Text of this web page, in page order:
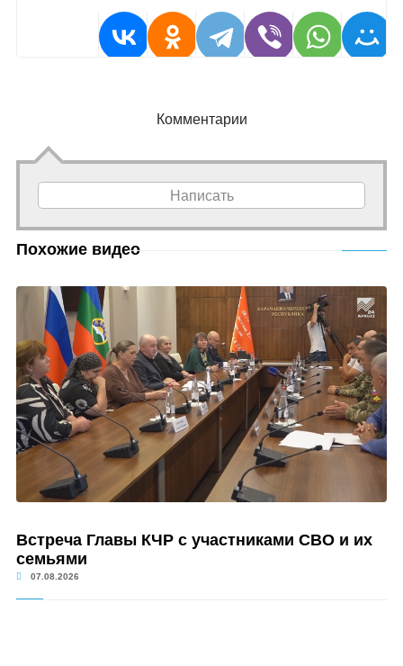
Комментарии
Написать
Похожие видео
Встреча Главы КЧР с участниками СВО и их
семьями
07.08.2026